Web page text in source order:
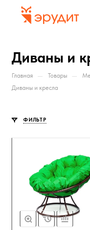
Диваны и
Главная — Товары —
Диваны и кресла
ФИЛЬТР